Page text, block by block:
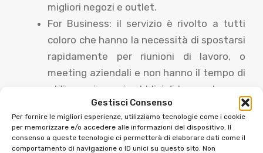
Gestisci Consenso
Per fornire le migliori esperienze, utilizziamo tecnologie come i cookie
per memorizzare e/o accedere alle informazioni del dispositivo. Il
consenso a queste tecnologie ci permetterà di elaborare dati come il
comportamento di navigazione o ID unici su questo sito. Non
migliori negozi e outlet.
For Business: il servizio è rivolto a tutti
coloro che hanno la necessità di spostarsi
rapidamente per riunioni di lavoro, o
meeting aziendali e non hanno il tempo di
utilizzare i mezzi pubblici di trasporto.
Per qualsiasi altra informazione, non esitate a
contattarci.